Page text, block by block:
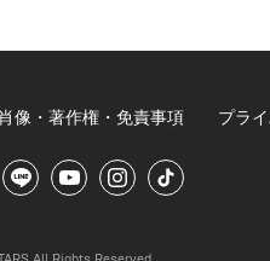
像・著作権・免責事項 プラ